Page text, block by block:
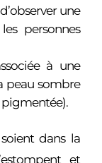
une
personnes
à une
peau sombre
dans la
et